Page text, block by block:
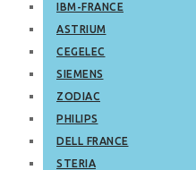
IBM-FRANCE
ASTRIUM
CEGELEC
SIEMENS
ZODIAC
PHILIPS
DELL FRANCE
STERIA